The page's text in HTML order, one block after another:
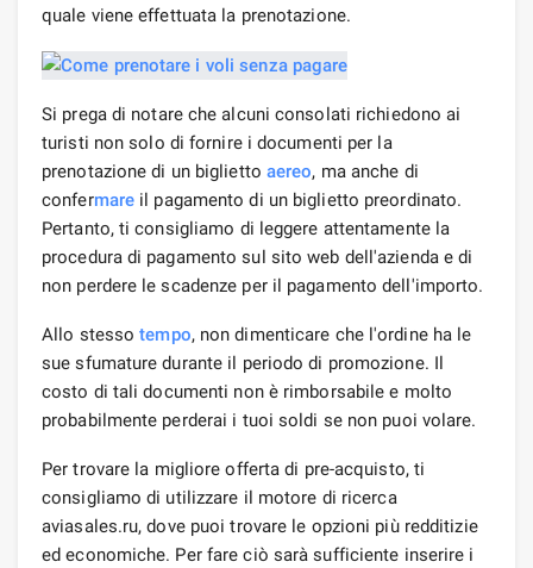
quale viene effettuata la prenotazione.
Si prega di notare che alcuni consolati richiedono ai
turisti non solo di fornire i documenti per la
prenotazione di un biglietto aereo, ma anche di
confermare il pagamento di un biglietto preordinato.
Pertanto, ti consigliamo di leggere attentamente la
procedura di pagamento sul sito web dell'azienda e di
non perdere le scadenze per il pagamento dell'importo.
Allo stessotempo, non dimenticare che l'ordine ha le
sue sfumature durante il periodo di promozione. Il
costo di tali documenti non è rimborsabile e molto
probabilmente perderai i tuoi soldi se non puoi volare.
Per trovare la migliore offerta di pre-acquisto, ti
consigliamo di utilizzare il motore di ricerca
aviasales.ru, dove puoi trovare le opzioni più redditizie
ed economiche. Per fare ciò sarà sufficiente inserire i